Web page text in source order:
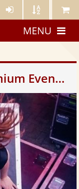
Künstler- Künstler Meine
MENU
Natalia Demina | Premium Event-Geigerin